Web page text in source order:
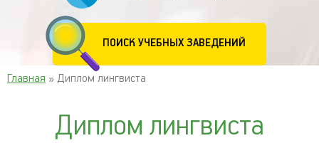
ПОИСК УЧЕБНЫХ ЗАВЕДЕНИЙ
Главная » Диплом лингвиста
Диплом лингвиста